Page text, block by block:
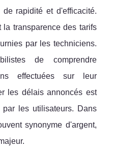
rapidité et d'efficacité.
la transparence des tarifs
par les techniciens.
de comprendre
effectuées sur leur
les délais annoncés est
les utilisateurs. Dans
synonyme d'argent,